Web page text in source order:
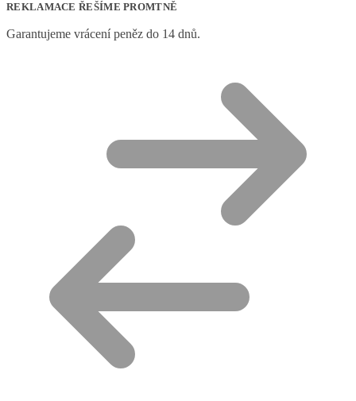
REKLAMACE ŘEŠÍME PROMTNĚ
Garantujeme vrácení peněz do 14 dnů.